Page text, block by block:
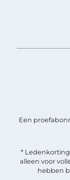
Een
*
alleen voor
hebben